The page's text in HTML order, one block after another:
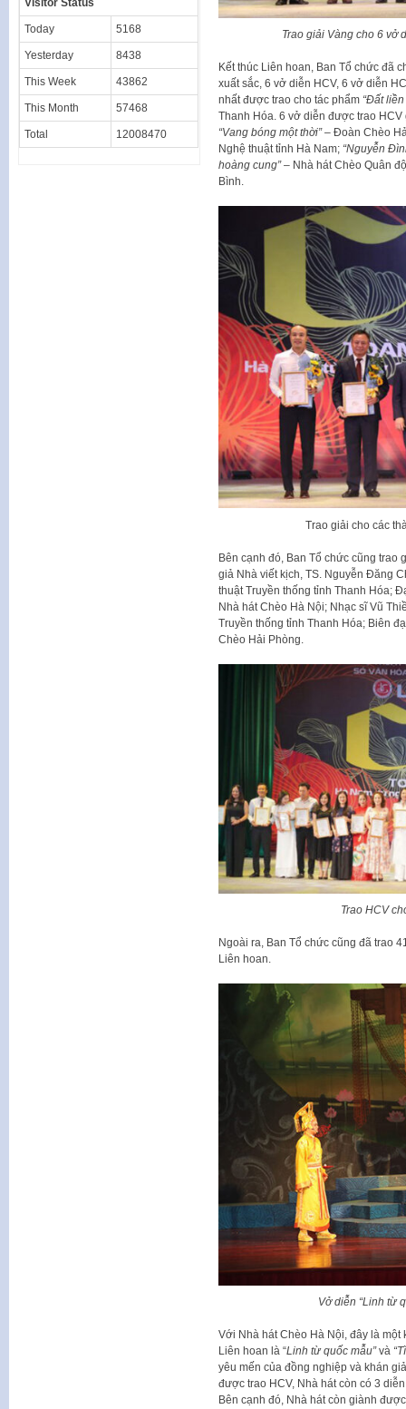
Trao giải Vàng cho 6 vở
Kết thúc Liên hoan, Ban Tổ chức đã
xuất sắc, 6 vở diễn HCV, 6 vở diễn
nhất được trao cho tác phẩm “Đất
Thanh Hóa. 6 vở diễn được trao
“Vang bóng một thời”– Đoàn Chèo
Nghệ thuật tỉnh Hà Nam; “Nguyễn
hoàng cung”– Nhà hát Chèo Quân
Bình.
Trao giải cho các
Bên cạnh đó, Ban Tổ chức cũng trao
giả Nhà viết kịch, TS. Nguyễn Đăng
thuật Truyền thống tỉnh Thanh Hóa;
Nhà hát Chèo Hà Nội; Nhạc sĩ Vũ
Truyền thống tỉnh Thanh Hóa; Biên
Chèo Hải Phòng.
Trao HCV
Ngoài ra, Ban Tổ chức cũng đã trao
Liên hoan.
Vở diễn “Linh từ
Với Nhà hát Chèo Hà Nội, đây là
Liên hoan là “Linh từ quốc mẫu”và
yêu mến của đồng nghiệp và khán
được trao HCV, Nhà hát còn có 3
Bên cạnh đó, Nhà hát còn giành
Visitor Status
Today 5168
Yesterday 8438
This Week 43862
This Month 57468
Total 12008470